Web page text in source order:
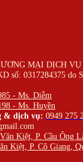
MẠI DỊCH
số: 0317284375
- Ms. Diễm
- Ms. Huyền
& dịch vụ: 0949 275
Kiệt, P. Cầu Ông
Kiệt, P. Cô Giang,